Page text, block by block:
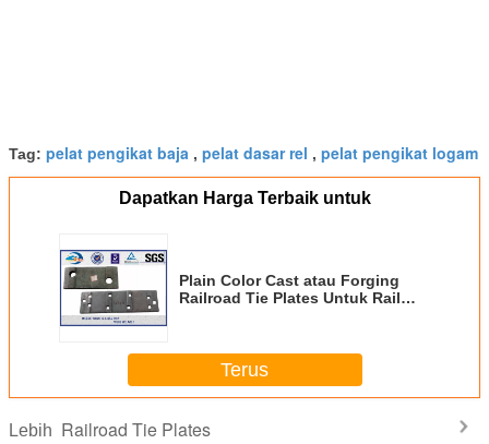
Tag: pelat pengikat baja , pelat dasar rel , pelat pengikat logam
Dapatkan Harga Terbaik untuk
Plain Color Cast atau Forging
Railroad Tie Plates Untuk Rail
Terus
Lebih Railroad Tie Plates